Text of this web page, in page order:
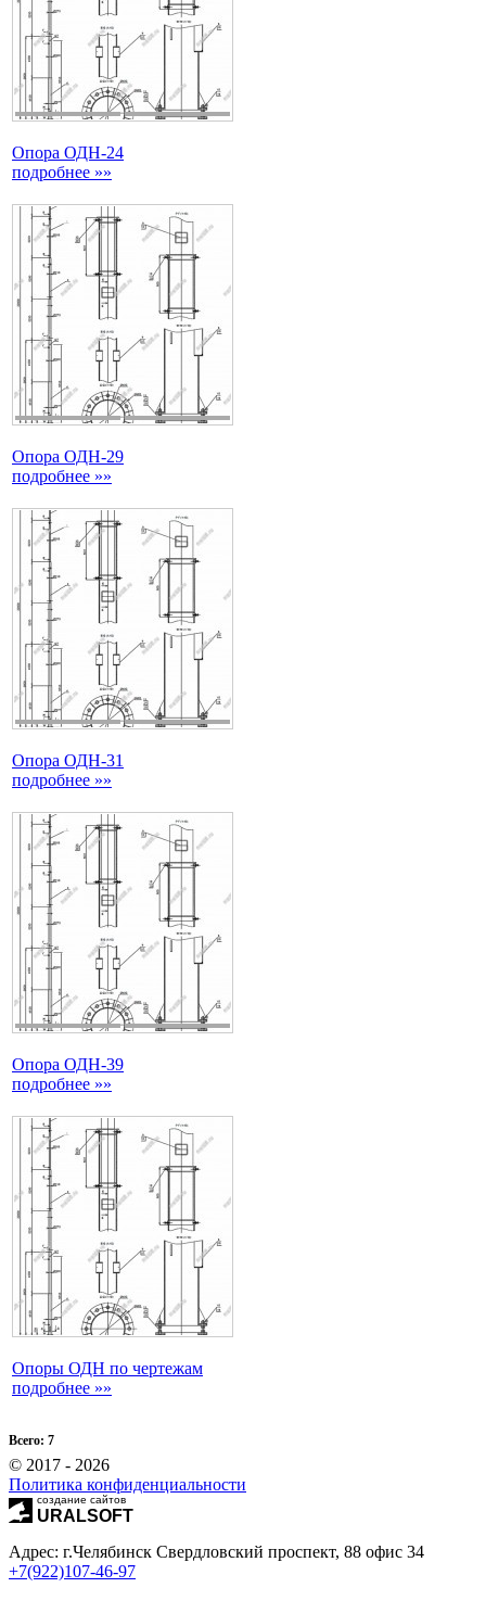
Опора ОДН-24
подробнее »»
Опора ОДН-29
подробнее »»
Опора ОДН-31
подробнее »»
Опора ОДН-39
подробнее »»
Опоры ОДН по чертежам
подробнее »»
Всего: 7
© 2017 - 2026
Политика конфиденциальности
создание сайтов
URALSOFT
Адрес: г.Челябинск Свердловский проспект, 88 офис 34
+7(922)107-46-97